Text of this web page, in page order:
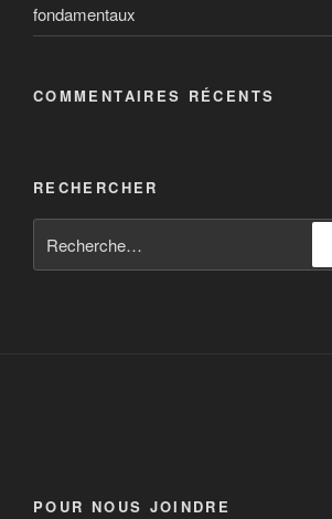
fondamentaux
COMMENTAIRES RÉCENTS
RECHERCHER
POUR NOUS JOINDRE